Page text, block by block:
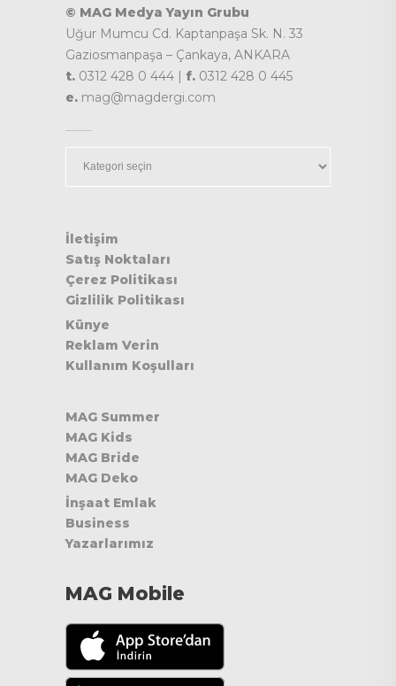
© MAG Medya Yayın Grubu
Uğur Mumcu Cd. Kaptanpaşa Sk. N. 33
Gaziosmanpaşa – Çankaya, ANKARA
t. 0312 428 0 444 | f. 0312 428 0 445
e. mag@magdergi.com
İletişim
Satış Noktaları
Çerez Politikası
Gizlilik Politikası
Künye
Reklam Verin
Kullanım Koşulları
MAG Summer
MAG Kids
MAG Bride
MAG Deko
İnşaat Emlak
Business
Yazarlarımız
MAG Mobile